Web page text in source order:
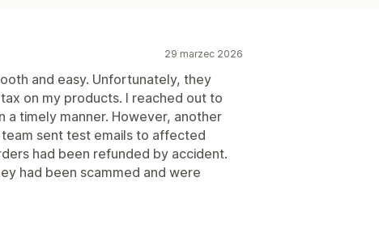
29 marzec 2026
and easy. Unfortunately, they
on my products. I reached out to
timely manner. However, another
sent test emails to affected
had been refunded by accident.
had been scammed and were